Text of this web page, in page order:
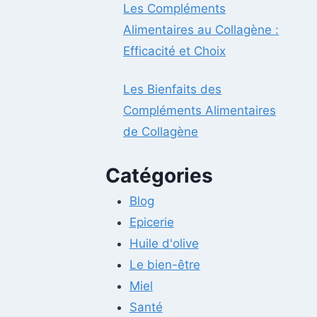
Les Compléments
Alimentaires au Collagène :
Efficacité et Choix
Les Bienfaits des
Compléments Alimentaires
de Collagène
Catégories
Blog
Epicerie
Huile d'olive
Le bien-être
Miel
Santé